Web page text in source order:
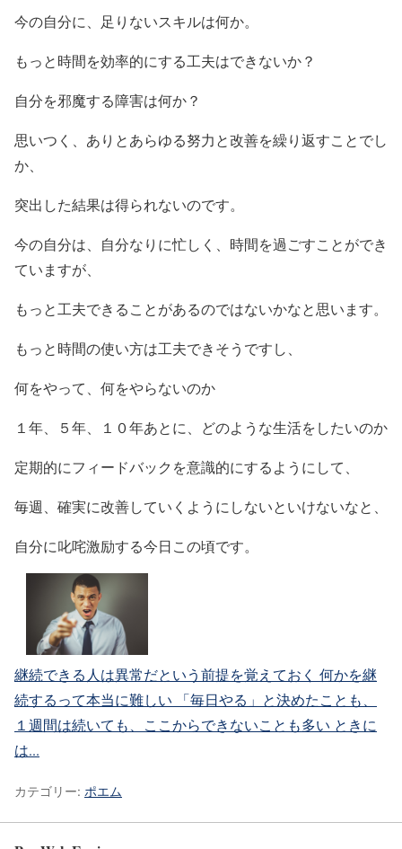
今の自分に、足りないスキルは何か。
もっと時間を効率的にする工夫はできないか？
自分を邪魔する障害は何か？
思いつく、ありとあらゆる努力と改善を繰り返すことでし
か、
突出した結果は得られないのです。
今の自分は、自分なりに忙しく、時間を過ごすことができ
ていますが、
もっと工夫できることがあるのではないかなと思います。
もっと時間の使い方は工夫できそうですし、
何をやって、何をやらないのか
１年、５年、１０年あとに、どのような生活をしたいのか
定期的にフィードバックを意識的にするようにして、
毎週、確実に改善していくようにしないといけないなと、
自分に叱咤激励する今日この頃です。
継続できる人は異常だという前提を覚えておく 何かを継
続するって本当に難しい 「毎日やる」と決めたことも、
１週間は続いても、ここからできないことも多い ときに
は...
カテゴリー: ポエム